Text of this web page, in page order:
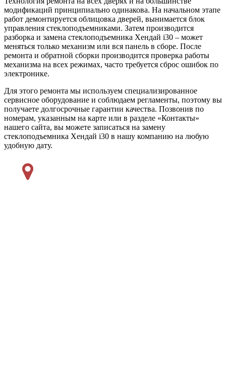
модификаций принципиально одинакова. На начальном этапе
работ демонтируется облицовка дверей, вынимается блок
управления стеклоподъемниками. Затем производится
разборка и замена стеклоподъемника Хендай i30 – может
меняться только механизм или вся панель в сборе. После
ремонта и обратной сборки производится проверка работы
механизма на всех режимах, часто требуется сброс ошибок по
электронике.
Для этого ремонта мы используем специализированное
сервисное оборудование и соблюдаем регламенты, поэтому вы
получаете долгосрочные гарантии качества. Позвонив по
номерам, указанным на карте или в разделе «Контакты»
нашего сайта, вы можете записаться на замену
стеклоподъемника Хендай i30 в нашу компанию на любую
удобную дату.